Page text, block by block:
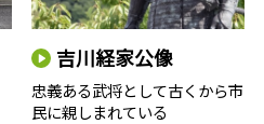
吉川経家公像
忠義ある武将として古くから市
民に親しまれている